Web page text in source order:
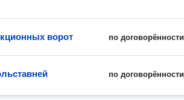
по договорённости
ворот
по договорённости